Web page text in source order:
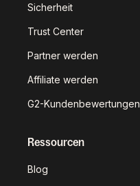
Sicherheit
Trust Center
Partner werden
Affiliate werden
G2-Kundenbewertungen
Ressourcen
Blog